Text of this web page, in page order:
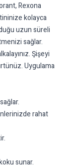
Rexona
kolayca
uzun süreli
sağlar.
Şişeyi
Uygulama
rahat
sunar.